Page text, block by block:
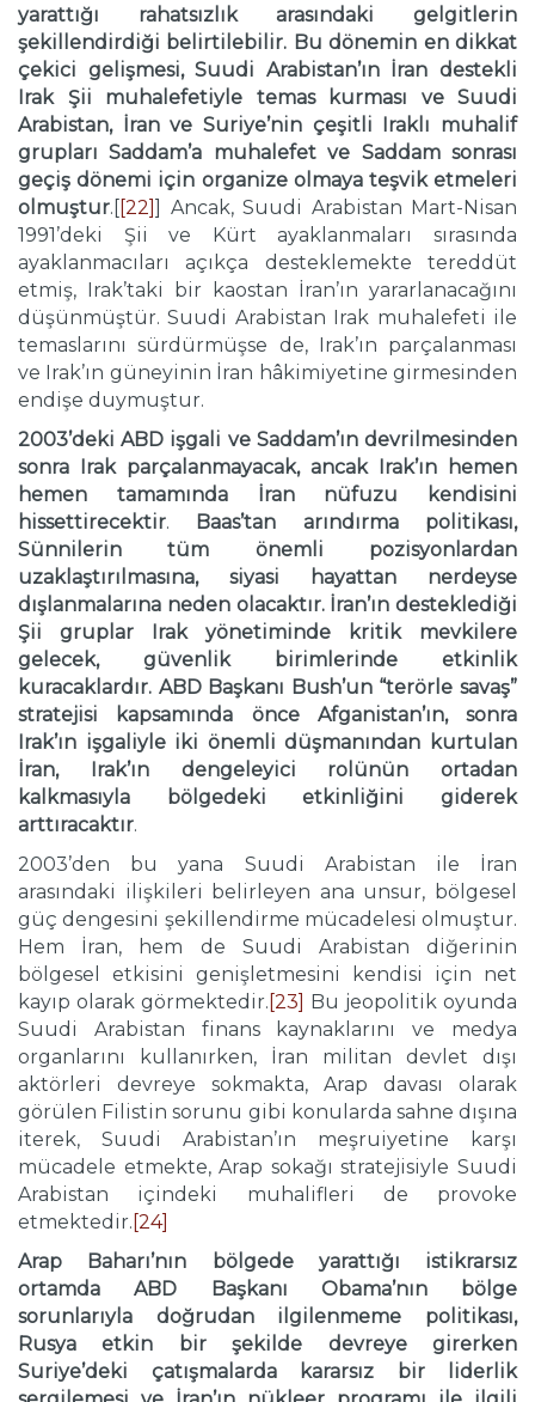
yarattığı rahatsızlık arasındaki gelgitlerin
şekillendirdiği belirtilebilir. Bu dönemin en dikkat
çekici gelişmesi, Suudi Arabistan’ın İran destekli
Irak Şii muhalefetiyle temas kurması ve Suudi
Arabistan, İran ve Suriye’nin çeşitli Iraklı muhalif
grupları Saddam’a muhalefet ve Saddam sonrası
geçiş dönemi için organize olmaya teşvik etmeleri
olmuştur.[[22]] Ancak, Suudi Arabistan Mart-Nisan
1991’deki Şii ve Kürt ayaklanmaları sırasında
ayaklanmacıları açıkça desteklemekte tereddüt
etmiş, Irak’taki bir kaostan İran’ın yararlanacağını
düşünmüştür. Suudi Arabistan Irak muhalefeti ile
temaslarını sürdürmüşse de, Irak’ın parçalanması
ve Irak’ın güneyinin İran hâkimiyetine girmesinden
endişe duymuştur.
2003’deki ABD işgali ve Saddam’ın devrilmesinden
sonra Irak parçalanmayacak, ancak Irak’ın hemen
hemen tamamında İran nüfuzu kendisini
hissettirecektir. Baas’tan arındırma politikası,
Sünnilerin tüm önemli pozisyonlardan
uzaklaştırılmasına, siyasi hayattan nerdeyse
dışlanmalarına neden olacaktır. İran’ın desteklediği
Şii gruplar Irak yönetiminde kritik mevkilere
gelecek, güvenlik birimlerinde etkinlik
kuracaklardır. ABD Başkanı Bush’un “terörle savaş”
stratejisi kapsamında önce Afganistan’ın, sonra
Irak’ın işgaliyle iki önemli düşmanından kurtulan
İran, Irak’ın dengeleyici rolünün ortadan
kalkmasıyla bölgedeki etkinliğini giderek
arttıracaktır.
2003’den bu yana Suudi Arabistan ile İran
arasındaki ilişkileri belirleyen ana unsur, bölgesel
güç dengesini şekillendirme mücadelesi olmuştur.
Hem İran, hem de Suudi Arabistan diğerinin
bölgesel etkisini genişletmesini kendisi için net
kayıp olarak görmektedir. [23] Bu jeopolitik oyunda
Suudi Arabistan finans kaynaklarını ve medya
organlarını kullanırken, İran militan devlet dışı
aktörleri devreye sokmakta, Arap davası olarak
görülen Filistin sorunu gibi konularda sahne dışına
iterek, Suudi Arabistan’ın meşruiyetine karşı
mücadele etmekte, Arap sokağı stratejisiyle Suudi
Arabistan içindeki muhalifleri de provoke
etmektedir. [24]
Arap Baharı’nın bölgede yarattığı istikrarsız
ortamda ABD Başkanı Obama’nın bölge
sorunlarıyla doğrudan ilgilenmeme politikası,
Rusya etkin bir şekilde devreye girerken
Suriye’deki çatışmalarda kararsız bir liderlik